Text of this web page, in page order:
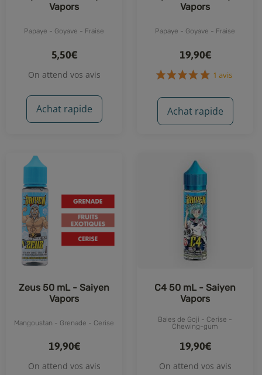
Vapors
Papaye - Goyave - Fraise
5,50€
On attend vos avis
Achat rapide
Vapors
Papaye - Goyave - Fraise
19,90€
Achat rapide
Zeus 50 mL - Saiyen
Vapors
Mangoustan - Grenade - Cerise
19,90€
On attend vos avis
C4 50 mL - Saiyen
Vapors
Baies de Goji - Cerise -
Chewing-gum
19,90€
On attend vos avis